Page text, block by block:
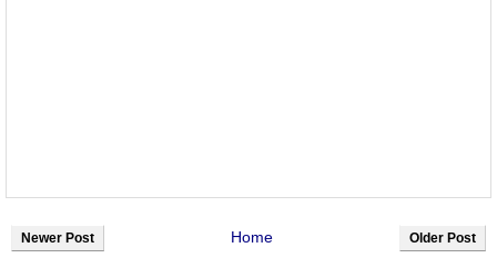
Newer Post Older Post
Home